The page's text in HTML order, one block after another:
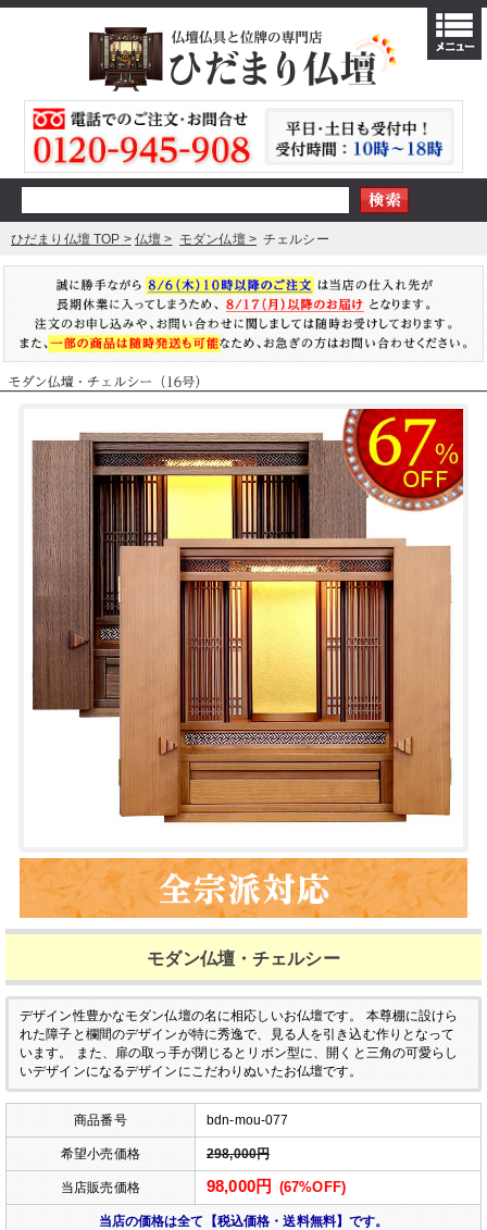
モダン仏壇・チェルシー
デザイン性豊かなモダン仏壇の名に相応しいお仏壇です。
本尊棚に設けら
れた障子と欄間のデザインが特に秀逸で、見る人を引き込む作りとなって
います。
また、扉の取っ手が閉じるとリボン型に、開くと三角の可愛らし
いデザインになるデザインにこだわりぬいたお仏壇です。
商品番号 bdn-mou-077
希望小売価格 298,000円
当店販売価格 98,000円 (67%OFF)
当店の価格は全て【税込価格・送料無料】です。
ひだまり仏壇 TOP 仏壇 モダン仏壇 チェルシー